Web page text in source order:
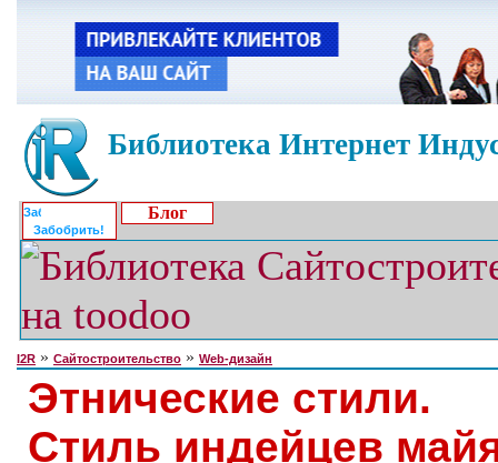
Библиотека Интернет
Забобрить!
Блог
I2R » Сайтостроительство » Web-дизайн
Этнические стили.
Стиль индейцев